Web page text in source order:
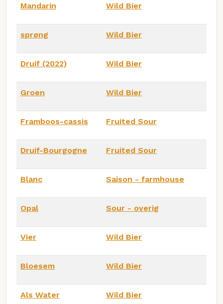
Mandarin Wild Bier
sprøng Wild Bier
Druif (2022) Wild Bier
Groen Wild Bier
Framboos-cassis Fruited Sour
Druif-Bourgogne Fruited Sour
Blanc Saison - farmhouse
Opal Sour - overig
Vier Wild Bier
Bloesem Wild Bier
Als Water Wild Bier